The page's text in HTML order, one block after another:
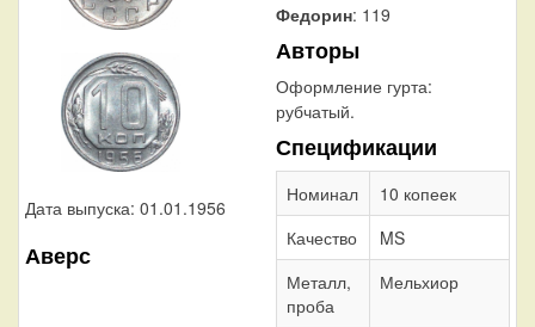
Дата выпуска: 01.01.1956
Аверс
Федорин: 119
Авторы
Оформление гурта:
рубчатый.
Спецификации
Номинал
10 копеек
Качество
MS
Металл,
проба
Мельхиор